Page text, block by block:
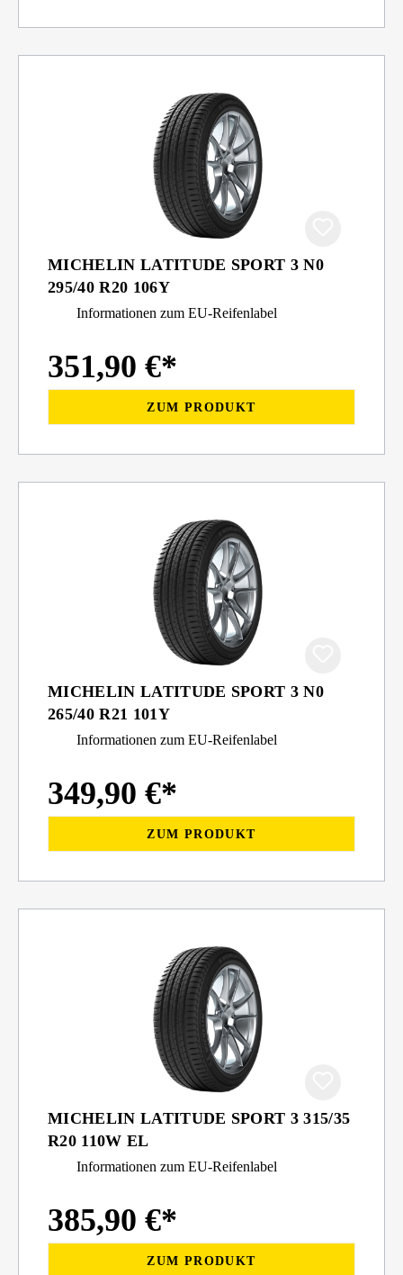
MICHELIN LATITUDE SPORT 3 N0
295/40 R20 106Y
Informationen zum EU-Reifenlabel
351,90 €*
ZUM PRODUKT
MICHELIN LATITUDE SPORT 3 N0
265/40 R21 101Y
Informationen zum EU-Reifenlabel
349,90 €*
ZUM PRODUKT
MICHELIN LATITUDE SPORT 3 315/35
R20 110W EL
Informationen zum EU-Reifenlabel
385,90 €*
ZUM PRODUKT